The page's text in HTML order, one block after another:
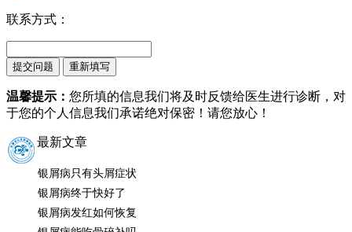
联系方式：
温馨提示： 您所填的信息我们将及时反馈给医生进行诊断，对
于您的个人信息我们承诺绝对保密！请您放心！
最新文章
银屑病只有头屑症状
银屑病终于快好了
银屑病发红如何恢复